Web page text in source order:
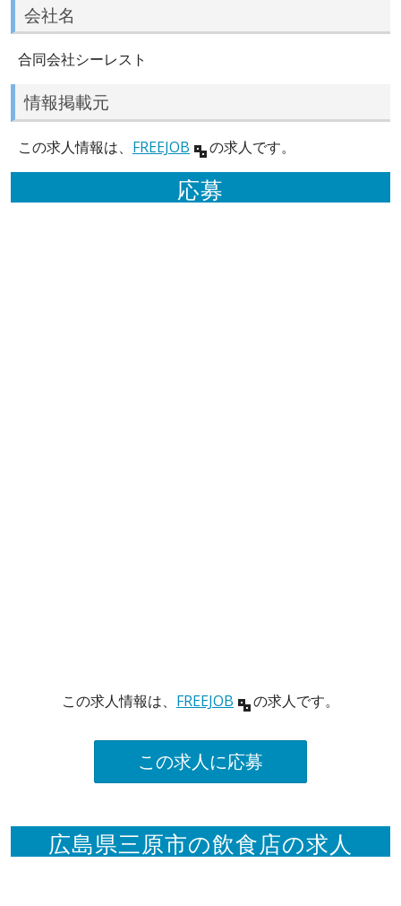
会社名
合同会社シーレスト
情報掲載元
この求人情報は、 FREEJOB の求人です。
応募
この求人情報は、 FREEJOB の求人です。
この求人に応募
広島県三原市の飲食店の求人